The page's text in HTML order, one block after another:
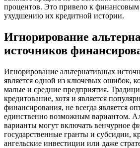
процентов. Это привело к финансовым
ухудшению их кредитной истории.
Игнорирование
источников
Игнорирование альтернативных
является одной из ключевых ошибок,
малые и средние предприятия.
кредитование, хотя и является
финансирования, не всегда является
единственно возможным вариантом.
варианты могут включать венчурное
государственные гранты и субсидии,
ангельские инвестиции или даже